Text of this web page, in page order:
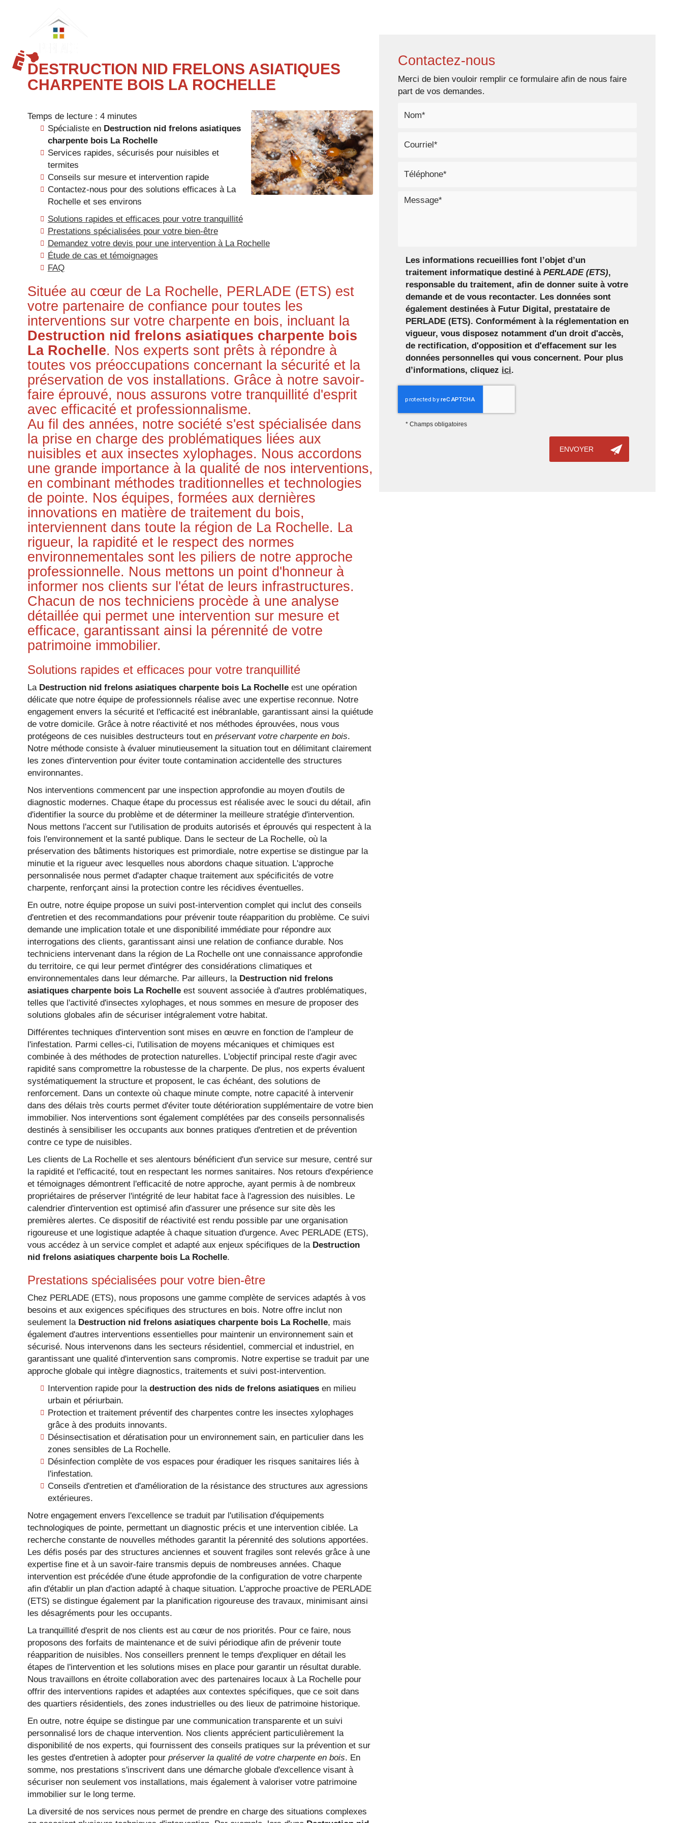
DESTRUCTION NID FRELONS ASIATIQUES
CHARPENTE BOIS LA ROCHELLE
DESTRUCTION NID FRELONS ASIATIQUES
CHARPENTE BOIS LA ROCHELLE
Temps de lecture : 4 minutes
Spécialiste en Destruction nid frelons asiatiques
charpente bois La Rochelle
Services rapides, sécurisés pour nuisibles et
termites
Conseils sur mesure et intervention rapide
Contactez-nous pour des solutions efficaces à La
Rochelle et ses environs
Solutions rapides et efficaces pour votre tranquillité
Prestations spécialisées pour votre bien-être
Demandez votre devis pour une intervention à La Rochelle
Étude de cas et témoignages
FAQ
Située au cœur de La Rochelle, PERLADE (ETS) est
votre partenaire de confiance pour toutes les
interventions sur votre charpente en bois, incluant la
Destruction nid frelons asiatiques charpente bois
La Rochelle. Nos experts sont prêts à répondre à
toutes vos préoccupations concernant la sécurité et la
préservation de vos installations. Grâce à notre savoir-
faire éprouvé, nous assurons votre tranquillité d'esprit
avec efficacité et professionnalisme.
Au fil des années, notre société s'est spécialisée dans
la prise en charge des problématiques liées aux
nuisibles et aux insectes xylophages. Nous accordons
une grande importance à la qualité de nos interventions,
en combinant méthodes traditionnelles et technologies
de pointe. Nos équipes, formées aux dernières
innovations en matière de traitement du bois,
interviennent dans toute la région de La Rochelle. La
rigueur, la rapidité et le respect des normes
environnementales sont les piliers de notre approche
professionnelle. Nous mettons un point d'honneur à
informer nos clients sur l'état de leurs infrastructures.
Chacun de nos techniciens procède à une analyse
détaillée qui permet une intervention sur mesure et
efficace, garantissant ainsi la pérennité de votre
patrimoine immobilier.
Solutions rapides et efficaces pour votre tranquillité
La Destruction nid frelons asiatiques charpente bois La Rochelleest une opération
délicate que notre équipe de professionnels réalise avec une expertise reconnue. Notre
engagement envers la sécurité et l'efficacité est inébranlable, garantissant ainsi la quiétude
de votre domicile. Grâce à notre réactivité et nos méthodes éprouvées, nous vous
protégeons de ces nuisibles destructeurs tout en préservant votre charpente en bois.
Notre méthode consiste à évaluer minutieusement la situation tout en délimitant clairement
les zones d'intervention pour éviter toute contamination accidentelle des structures
environnantes.
Nos interventions commencent par une inspection approfondie au moyen d'outils de
diagnostic modernes. Chaque étape du processus est réalisée avec le souci du détail, afin
d'identifier la source du problème et de déterminer la meilleure stratégie d'intervention.
Nous mettons l'accent sur l'utilisation de produits autorisés et éprouvés qui respectent à la
fois l'environnement et la santé publique. Dans le secteur de La Rochelle, où la
préservation des bâtiments historiques est primordiale, notre expertise se distingue par la
minutie et la rigueur avec lesquelles nous abordons chaque situation. L'approche
personnalisée nous permet d'adapter chaque traitement aux spécificités de votre
charpente, renforçant ainsi la protection contre les récidives éventuelles.
En outre, notre équipe propose un suivi post-intervention complet qui inclut des conseils
d'entretien et des recommandations pour prévenir toute réapparition du problème. Ce suivi
demande une implication totale et une disponibilité immédiate pour répondre aux
interrogations des clients, garantissant ainsi une relation de confiance durable. Nos
techniciens intervenant dans la région de La Rochelle ont une connaissance approfondie
du territoire, ce qui leur permet d'intégrer des considérations climatiques et
environnementales dans leur démarche. Par ailleurs, la Destruction nid frelons
asiatiques charpente bois La Rochelleest souvent associée à d'autres problématiques,
telles que l'activité d'insectes xylophages, et nous sommes en mesure de proposer des
solutions globales afin de sécuriser intégralement votre habitat.
Différentes techniques d'intervention sont mises en œuvre en fonction de l'ampleur de
l'infestation. Parmi celles-ci, l'utilisation de moyens mécaniques et chimiques est
combinée à des méthodes de protection naturelles. L'objectif principal reste d'agir avec
rapidité sans compromettre la robustesse de la charpente. De plus, nos experts évaluent
systématiquement la structure et proposent, le cas échéant, des solutions de
renforcement. Dans un contexte où chaque minute compte, notre capacité à intervenir
dans des délais très courts permet d'éviter toute détérioration supplémentaire de votre bien
immobilier. Nos interventions sont également complétées par des conseils personnalisés
destinés à sensibiliser les occupants aux bonnes pratiques d'entretien et de prévention
contre ce type de nuisibles.
Les clients de La Rochelle et ses alentours bénéficient d'un service sur mesure, centré sur
la rapidité et l'efficacité, tout en respectant les normes sanitaires. Nos retours d'expérience
et témoignages démontrent l'efficacité de notre approche, ayant permis à de nombreux
propriétaires de préserver l'intégrité de leur habitat face à l'agression des nuisibles. Le
calendrier d'intervention est optimisé afin d'assurer une présence sur site dès les
premières alertes. Ce dispositif de réactivité est rendu possible par une organisation
rigoureuse et une logistique adaptée à chaque situation d'urgence. Avec PERLADE (ETS),
vous accédez à un service complet et adapté aux enjeux spécifiques de la Destruction
nid frelons asiatiques charpente bois La Rochelle.
Prestations spécialisées pour votre bien-être
Chez PERLADE (ETS), nous proposons une gamme complète de services adaptés à vos
besoins et aux exigences spécifiques des structures en bois. Notre offre inclut non
seulement la Destruction nid frelons asiatiques charpente bois La Rochelle, mais
également d'autres interventions essentielles pour maintenir un environnement sain et
sécurisé. Nous intervenons dans les secteurs résidentiel, commercial et industriel, en
garantissant une qualité d'intervention sans compromis. Notre expertise se traduit par une
approche globale qui intègre diagnostics, traitements et suivi post-intervention.
Intervention rapide pour la destruction des nids de frelons asiatiquesen milieu
urbain et périurbain.
Protection et traitement préventif des charpentes contre les insectes xylophages
grâce à des produits innovants.
Désinsectisation et dératisation pour un environnement sain, en particulier dans les
zones sensibles de La Rochelle.
Désinfection complète de vos espaces pour éradiquer les risques sanitaires liés à
l'infestation.
Conseils d'entretien et d'amélioration de la résistance des structures aux agressions
extérieures.
Notre engagement envers l'excellence se traduit par l'utilisation d'équipements
technologiques de pointe, permettant un diagnostic précis et une intervention ciblée. La
recherche constante de nouvelles méthodes garantit la pérennité des solutions apportées.
Les défis posés par des structures anciennes et souvent fragiles sont relevés grâce à une
expertise fine et à un savoir-faire transmis depuis de nombreuses années. Chaque
intervention est précédée d'une étude approfondie de la configuration de votre charpente
afin d'établir un plan d'action adapté à chaque situation. L'approche proactive de PERLADE
(ETS) se distingue également par la planification rigoureuse des travaux, minimisant ainsi
les désagréments pour les occupants.
La tranquillité d'esprit de nos clients est au cœur de nos priorités. Pour ce faire, nous
proposons des forfaits de maintenance et de suivi périodique afin de prévenir toute
réapparition de nuisibles. Nos conseillers prennent le temps d'expliquer en détail les
étapes de l'intervention et les solutions mises en place pour garantir un résultat durable.
Nous travaillons en étroite collaboration avec des partenaires locaux à La Rochelle pour
offrir des interventions rapides et adaptées aux contextes spécifiques, que ce soit dans
des quartiers résidentiels, des zones industrielles ou des lieux de patrimoine historique.
En outre, notre équipe se distingue par une communication transparente et un suivi
personnalisé lors de chaque intervention. Nos clients apprécient particulièrement la
disponibilité de nos experts, qui fournissent des conseils pratiques sur la prévention et sur
les gestes d'entretien à adopter pour préserver la qualité de votre charpente en bois. En
somme, nos prestations s'inscrivent dans une démarche globale d'excellence visant à
sécuriser non seulement vos installations, mais également à valoriser votre patrimoine
immobilier sur le long terme.
La diversité de nos services nous permet de prendre en charge des situations complexes
Contactez-nous
Merci de bien vouloir remplir ce formulaire afin de nous faire
part de vos demandes.
Les informations recueillies font l’objet d’un
traitement informatique destiné àPERLADE (ETS),
responsable du traitement, afin de donner suite à votre
demande et de vous recontacter. Les données sont
également destinées à Futur Digital, prestataire de
PERLADE (ETS). Conformément à la réglementation en
vigueur, vous disposez notamment d'un droit d'accès,
de rectification, d'opposition et d'effacement sur les
données personnelles qui vous concernent. Pour plus
d’informations, cliquez ici.
*Champs obligatoires